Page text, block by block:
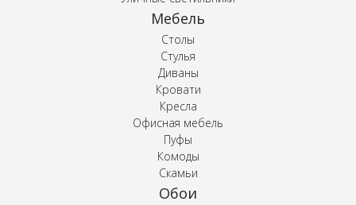
Мебель
Столы
Стулья
Диваны
Кровати
Кресла
Офисная мебель
Пуфы
Комоды
Скамьи
Обои